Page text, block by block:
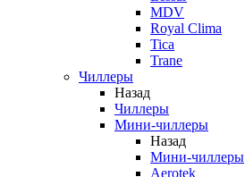
MDV
Royal Clima
Tica
Trane
Чиллеры
Назад
Чиллеры
Мини-чиллеры
Назад
Мини-чиллеры
Aerotek